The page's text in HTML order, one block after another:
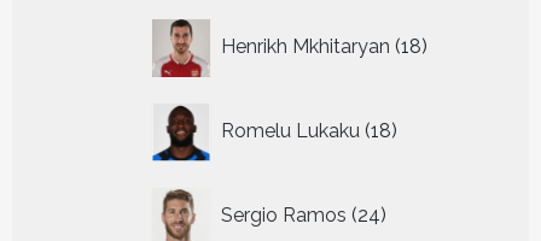
Henrikh Mkhitaryan 18
producten
Romelu Lukaku 18
producten
Sergio Ramos 24
producten